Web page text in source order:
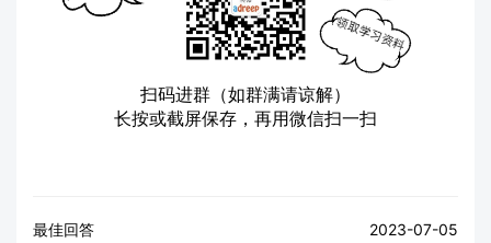
扫码进群（如群满请谅解）
长按或截屏保存，再用微信扫一扫
最佳回答 2023-07-05